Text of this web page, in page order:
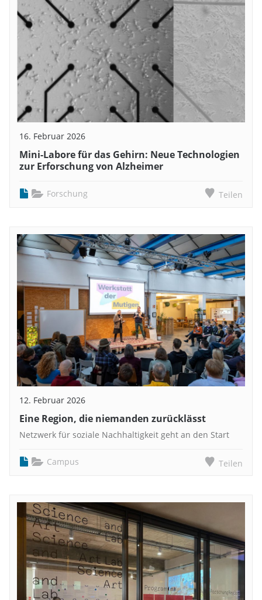
16. Februar 2026
Mini-Labore für das Gehirn: Neue Technologien
zur Erforschung von Alzheimer
Forschung Teilen
12. Februar 2026
Eine Region, die niemanden zurücklässt
Netzwerk für soziale Nachhaltigkeit geht an den Start
Campus Teilen